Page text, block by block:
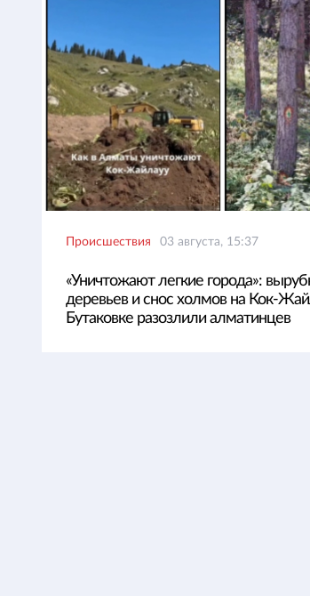
Происшествия 03 августа, 15:37
«Уничтожают легкие города»:
деревьев и снос холмов на Кок-
Бутаковке разозлили алматинцев